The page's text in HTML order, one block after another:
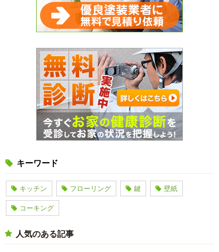
キーワード
キッチン フローリング 鍵 壁紙
コーキング
人気のある記事